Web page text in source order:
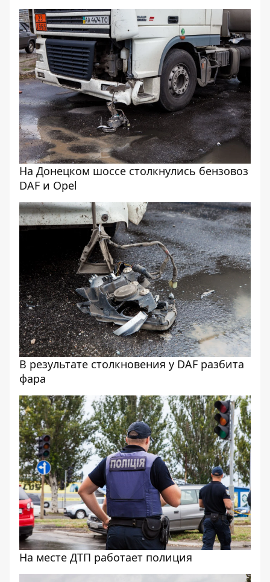
На Донецком шоссе столкнулись бензовоз
DAF и Opel
В результате столкновения у DAF разбита
фара
На месте ДТП работает полиция